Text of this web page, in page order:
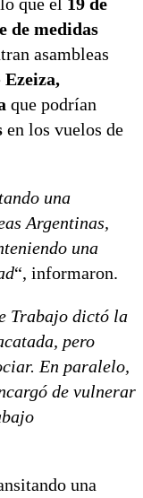
de medidas
asambleas
Ezeiza,
que podrían
en los vuelos de
una
Argentinas,
una
“, informaron.
Trabajo dictó la
pero
En paralelo,
de vulnerar
una